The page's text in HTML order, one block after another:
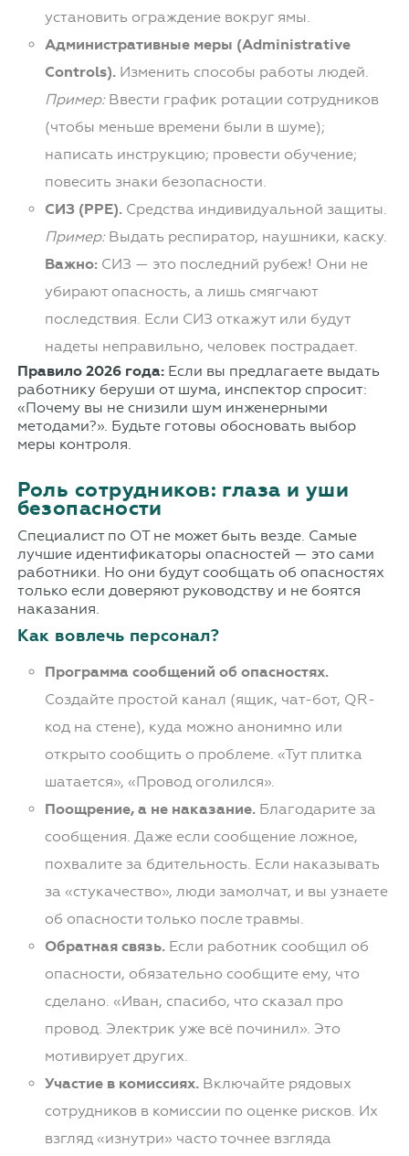
установить ограждение вокруг ямы.
Административные меры (Administrative
Controls).Изменить способы работы людей.
Пример:Ввести график ротации сотрудников
(чтобы меньше времени были в шуме);
написать инструкцию; провести обучение;
повесить знаки безопасности.
СИЗ (PPE).Средства индивидуальной защиты.
Пример:Выдать респиратор, наушники, каску.
Важно:СИЗ — это последний рубеж! Они не
убирают опасность, а лишь смягчают
последствия. Если СИЗ откажут или будут
надеты неправильно, человек пострадает.
Правило 2026 года:Если вы предлагаете выдать
работнику беруши от шума, инспектор спросит:
«Почему вы не снизили шум инженерными
методами?». Будьте готовы обосновать выбор
меры контроля.
Роль сотрудников: глаза и уши
безопасности
Специалист по ОТ не может быть везде. Самые
лучшие идентификаторы опасностей — это сами
работники. Но они будут сообщать об опасностях
только если доверяют руководству и не боятся
наказания.
Как вовлечь персонал?
Программа сообщений об опасностях.
Создайте простой канал (ящик, чат-бот, QR-
код на стене), куда можно анонимно или
открыто сообщить о проблеме. «Тут плитка
шатается», «Провод оголился».
Поощрение, а не наказание.Благодарите за
сообщения. Даже если сообщение ложное,
похвалите за бдительность. Если наказывать
за «стукачество», люди замолчат, и вы узнаете
об опасности только после травмы.
Обратная связь.Если работник сообщил об
опасности, обязательно сообщите ему, что
сделано. «Иван, спасибо, что сказал про
провод. Электрик уже всё починил». Это
мотивирует других.
Участие в комиссиях.Включайте рядовых
сотрудников в комиссии по оценке рисков. Их
взгляд «изнутри» часто точнее взгляда